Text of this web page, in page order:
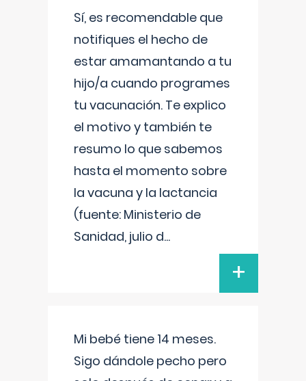
Sí, es recomendable que
notifiques el hecho de
estar amamantando a tu
hijo/a cuando programes
tu vacunación. Te explico
el motivo y también te
resumo lo que sabemos
hasta el momento sobre
la vacuna y la lactancia
(fuente: Ministerio de
Sanidad, julio d...
+
Mi bebé tiene 14 meses.
Sigo dándole pecho pero